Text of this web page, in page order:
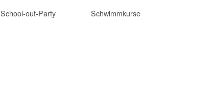
School-out-Party Schwimmkurse